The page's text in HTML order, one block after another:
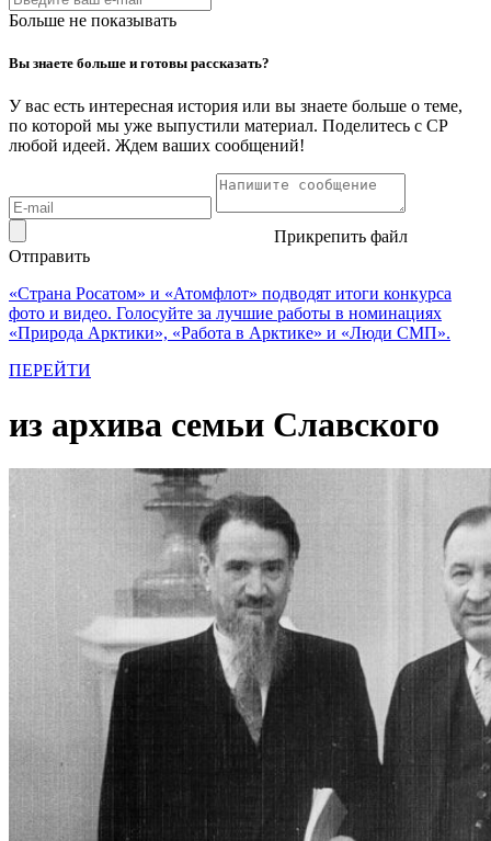
Больше не показывать
Вы знаете больше и готовы рассказать?
У вас есть интересная история или вы знаете больше о теме,
по которой мы уже выпустили материал. Поделитесь с СР
любой идеей. Ждем ваших сообщений!
Прикрепить файл
Отправить
«Страна Росатом» и «Атомфлот» подводят итоги конкурса
фото и видео. Голосуйте за лучшие работы в номинациях
«Природа Арктики», «Работа в Арктике» и «Люди СМП».
ПЕРЕЙТИ
из архива семьи Славского